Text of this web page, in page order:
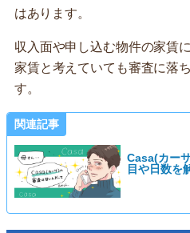
はあります。
収入面や申し込む物件の家賃
家賃と考えていても審査に落
す。
関連記事
Casa(カー
目や日数を